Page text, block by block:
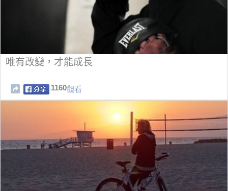
唯有改變，才能成長
1160觀看